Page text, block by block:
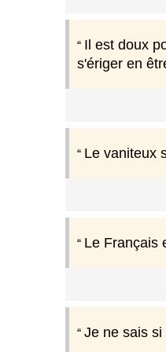
Il est doux
s'ériger en
Le vaniteux
Le Français
Je ne sais